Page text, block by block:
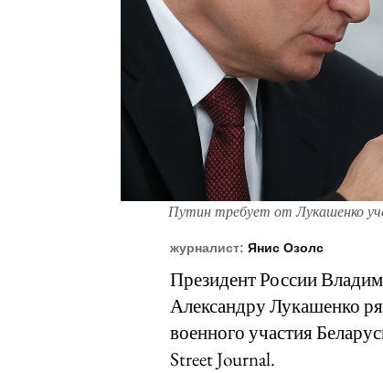
Путин требует от Лукашенко
журналист: Янис Озолс
Президент России
Александру Лукашенко
военного участия
Street Journal.